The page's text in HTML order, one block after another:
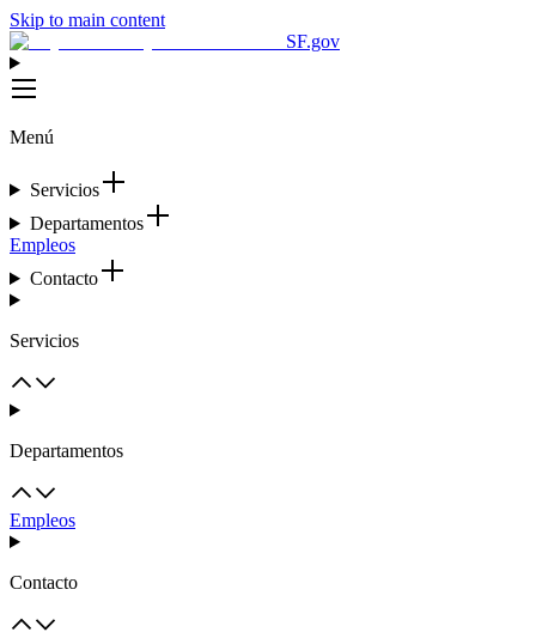
Skip to main content
SF.gov
Menú
Servicios
Departamentos
Empleos
Contacto
Servicios
Departamentos
Empleos
Contacto